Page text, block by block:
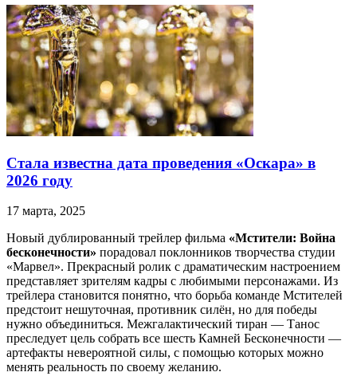
Стала известна дата проведения «Оскара» в
2026 году
17 марта, 2025
Новый дублированный трейлер фильма «Мстители: Война
бесконечности» порадовал поклонников творчества студии
«Марвел». Прекрасный ролик с драматическим настроением
представляет зрителям кадры с любимыми персонажами. Из
трейлера становится понятно, что борьба команде Мстителей
предстоит нешуточная, противник силён, но для победы
нужно объединиться. Межгалактический тиран — Танос
преследует цель собрать все шесть Камней Бесконечности —
артефакты невероятной силы, с помощью которых можно
менять реальность по своему желанию.